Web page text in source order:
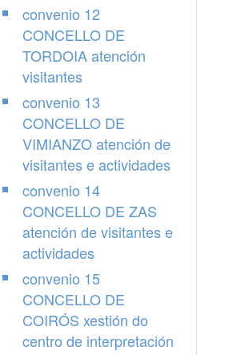
convenio 12
CONCELLO DE
TORDOIA atención
visitantes
convenio 13
CONCELLO DE
VIMIANZO atención de
visitantes e actividades
convenio 14
CONCELLO DE ZAS
atención de visitantes e
actividades
convenio 15
CONCELLO DE
COIRÓS xestión do
centro de interpretación